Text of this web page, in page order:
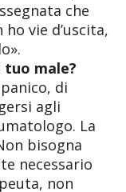
che
vie d’uscita,
tuo male?
di
agli
La
bisogna
necessario
non